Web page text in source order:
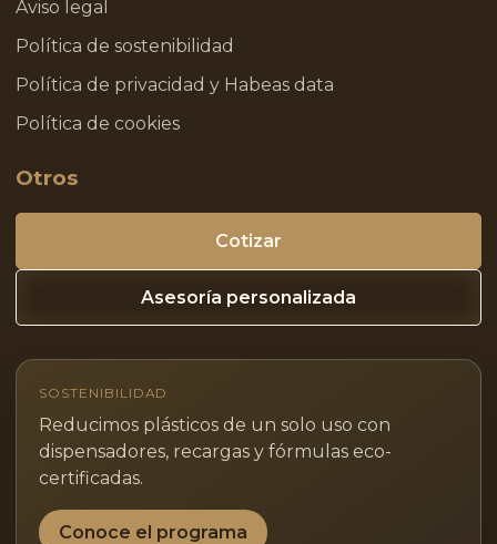
Aviso legal
Política de sostenibilidad
Política de privacidad y Habeas data
Política de cookies
Otros
Cotizar
Asesoría personalizada
SOSTENIBILIDAD
Reducimos plásticos de un solo uso con
dispensadores, recargas y fórmulas eco-
certificadas.
Conoce el programa